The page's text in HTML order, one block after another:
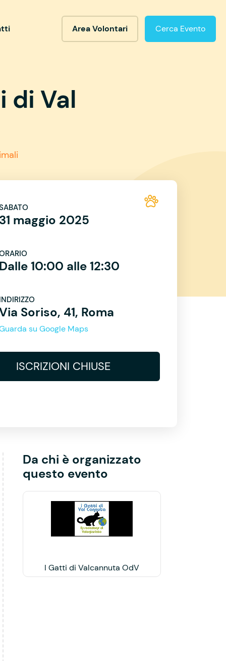
Area Volontari Cerca Evento
di Val
maggio 2025
10:00 alle 12:30
Soriso, 41, Roma
su Google Maps
ISCRIZIONI CHIUSE
Da chi è organizzato
questo evento
I Gatti di Valcannuta OdV